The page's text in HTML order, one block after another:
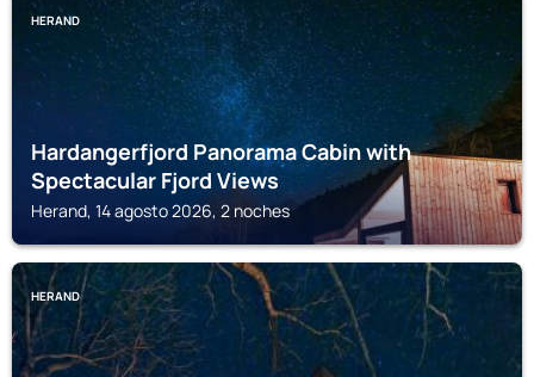
HERAND
Hardangerfjord Panorama Cabin with
Spectacular Fjord Views
Herand, 14 agosto 2026, 2 noches
HERAND